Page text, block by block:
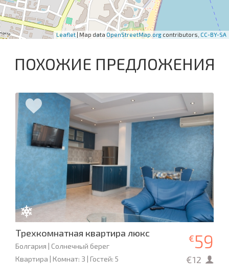
Leaflet | Map data OpenStreetMap.org contributors, CC-BY-SA
ПОХОЖИЕ ПРЕДЛОЖЕНИЯ
Трехкомнатная квартира люкс
Болгария | Солнечный берег
Квартира | Комнат: 3 | Гостей: 5
€59
€12